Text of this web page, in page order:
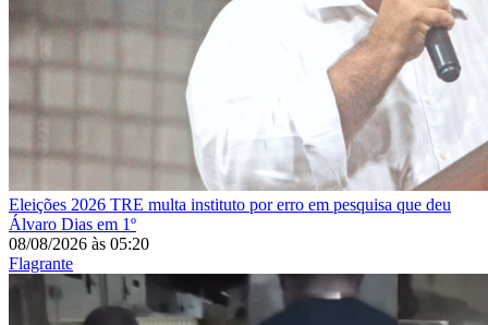
Eleições 2026 TRE multa instituto por erro em pesquisa que deu
Álvaro Dias em 1º
08/08/2026 às 05:20
Flagrante